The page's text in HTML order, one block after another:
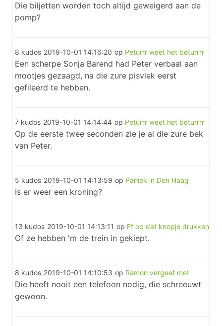
Die biljetten worden toch altijd geweigerd aan de
pomp?
8 kudos 2019-10-01 14:16:20 op Peturrr weet het beturrrr
Een scherpe Sonja Barend had Peter verbaal aan
mootjes gezaagd, na die zure pisvlek eerst
gefileerd te hebben.
7 kudos 2019-10-01 14:14:44 op Peturrr weet het beturrrr
Op de eerste twee seconden zie je al die zure bek
van Peter.
5 kudos 2019-10-01 14:13:59 op Paniek in Den Haag
Is er weer een kroning?
13 kudos 2019-10-01 14:13:11 op Ff op dat knopje drukken
Of ze hebben 'm de trein in gekiept.
8 kudos 2019-10-01 14:10:53 op Ramon vergeef me!
Die heeft nooit een telefoon nodig, die schreeuwt
gewoon.